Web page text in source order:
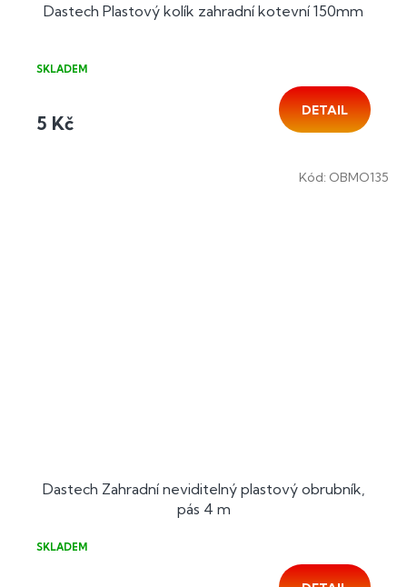
Dastech Plastový kolík zahradní kotevní 150mm
SKLADEM
5 Kč
DETAIL
Dastech Zahradní neviditelný plastový obrubník,
pás 4 m
SKLADEM
Kód: OBMO135